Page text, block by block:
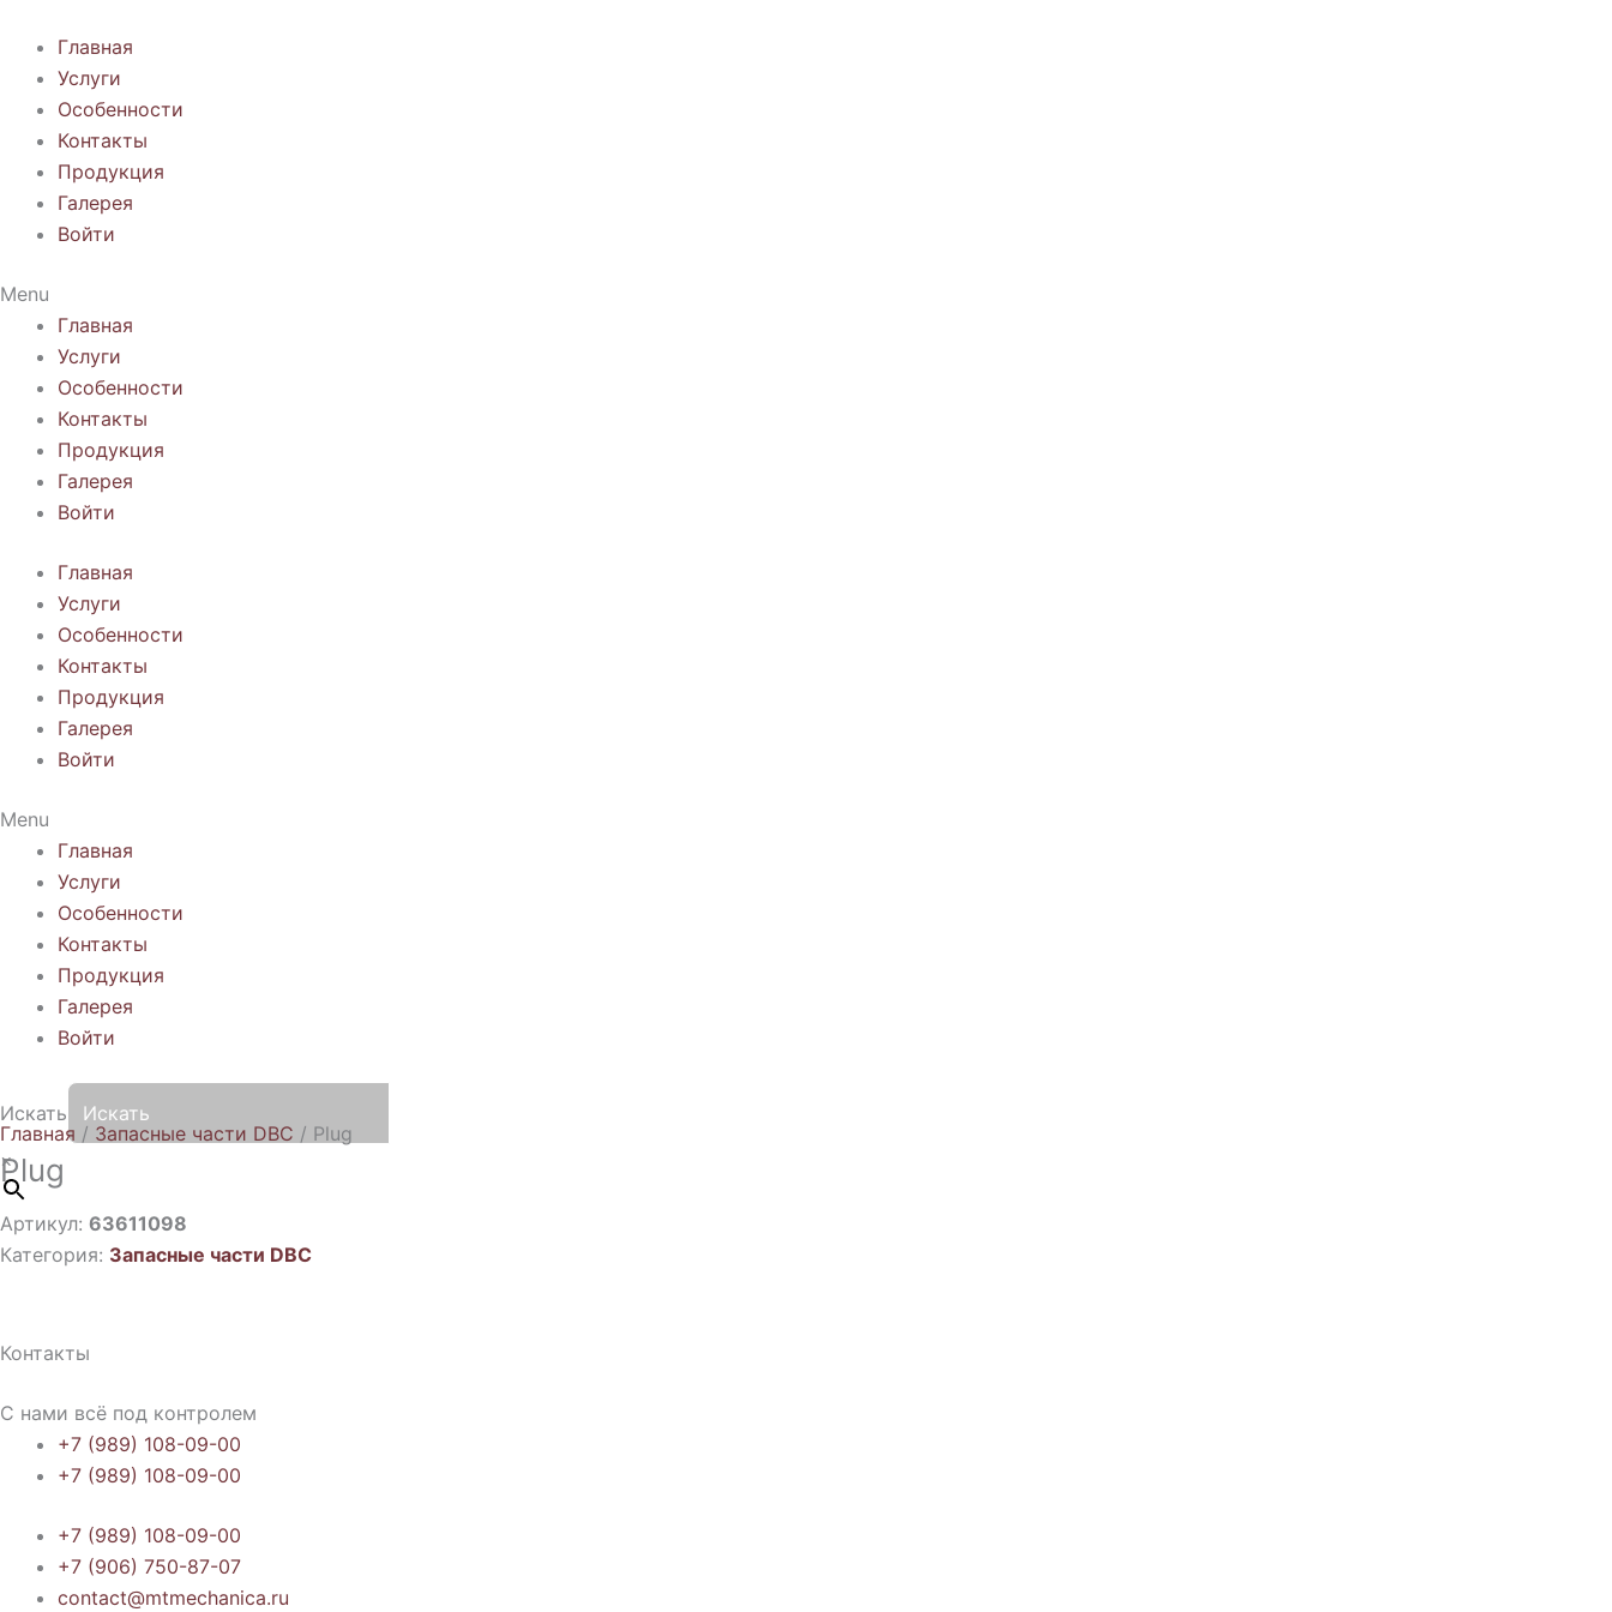
содержимому
Главная
Услуги
Особенности
Контакты
Продукция
Галерея
Войти
Menu
Главная
Услуги
Особенности
Контакты
Продукция
Галерея
Войти
Главная
Услуги
Особенности
Контакты
Продукция
Галерея
Войти
Menu
Главная
Услуги
Особенности
Контакты
Продукция
Галерея
Войти
Искать
×
Главная / Запасные части DBC / Plug
Plug
Артикул: 63611098
Категория: Запасные части DBC
Контакты
С нами всё под контролем
+7 (989) 108-09-00
+7 (989) 108-09-00
+7 (989) 108-09-00
+7 (906) 750-87-07
contact@mtmechanica.ru